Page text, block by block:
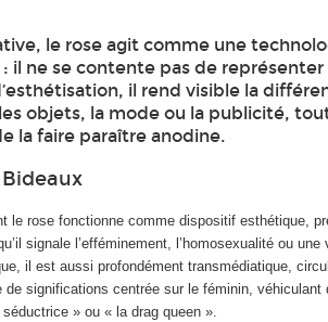
le rose agit comme une
il ne se contente pas de
il rend visible la
objets, la mode ou la publicité,
la faire paraître anodine.
le rose fonctionne comme dispositif esthétique,
signale l’efféminement, l’homosexualité ou
il est aussi profondément transmédiatique,
significations centrée sur le féminin, véhiculant
» ou « la drag queen ».